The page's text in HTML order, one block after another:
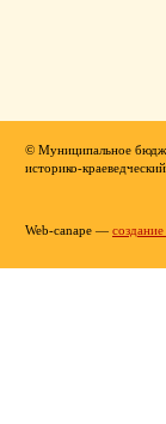
© Муниципальное
историко-
Web-canape —